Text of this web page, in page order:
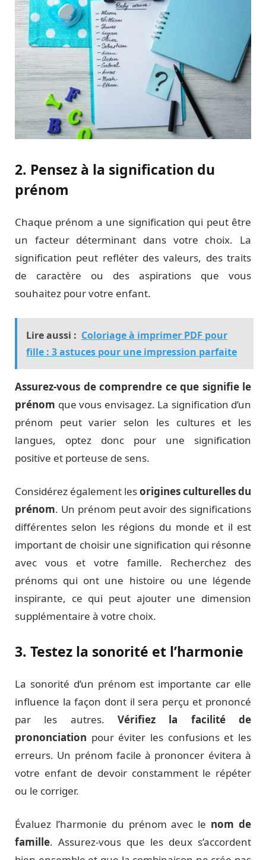
2. Pensez à la signification du
prénom
Chaque prénom a une signification qui peut être
un facteur déterminant dans votre choix. La
signification peut refléter des valeurs, des traits
de caractère ou des aspirations que vous
souhaitez pour votre enfant.
Lire aussi : Coloriage à imprimer PDF pour
fille : 3 astuces pour une impression parfaite
Assurez-vous de comprendre ce que signifie le
prénom que vous envisagez. La signification d’un
prénom peut varier selon les cultures et les
langues, optez donc pour une signification
positive et porteuse de sens.
Considérez également lesorigines culturelles du
prénom. Un prénom peut avoir des significations
différentes selon les régions du monde et il est
important de choisir une signification qui résonne
avec vous et votre famille. Recherchez des
prénoms qui ont une histoire ou une légende
inspirante, ce qui peut ajouter une dimension
supplémentaire à votre choix.
3. Testez la sonorité et l’harmonie
La sonorité d’un prénom est importante car elle
influence la façon dont il sera perçu et prononcé
par les autres. Vérifiez la facilité de
prononciation pour éviter les confusions et les
erreurs. Un prénom facile à prononcer évitera à
votre enfant de devoir constamment le répéter
ou le corriger.
Évaluez l’harmonie du prénom avec le nom de
famille. Assurez-vous que les deux s’accordent